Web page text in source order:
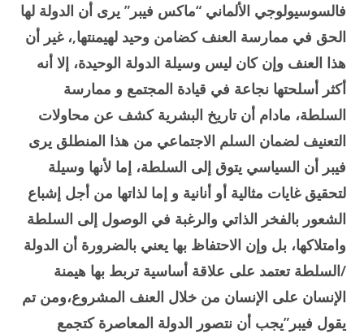
فالسوسيولوجي الألماني “ماكس فيبر” يرى أن الدولة لها
الحق في ممارسة العنف كضامن وحيد لهيمنتها,، غير أن
هذا العنف وإن كان ليس وسيلة الدولة الوحيدة، إلا أنه
أكثر أسلحتها نجاعة في قيادة المجتمع و ممارسة
السلطة، مادام أن تاريخ البشرية كشف عن محاولات
التعنيف لضمان السلم الاجتماعي من هذا المنطلق يرى
فيبر أن السياسي يتوق إلى السلطة، إما لأنها وسيلة
لتحقيق غايات مثالية أو أنانية و إما لذاتها من أجل إشباع
الشعور بالفخر الذاتي والرغبة في الوصول إلى السلطة
وامتلاكها، بل وإن الاحتفاظ بها يعني بالضرورة أن الدولة
/السلطة تعتمد على علاقة أساسية تربط بها هيمنة
الإنسان على الإنسان من خلال العنف المشروع،ومن تم
يقول فيبر”يجب أن نتصور الدولة المعاصرة كتجمع